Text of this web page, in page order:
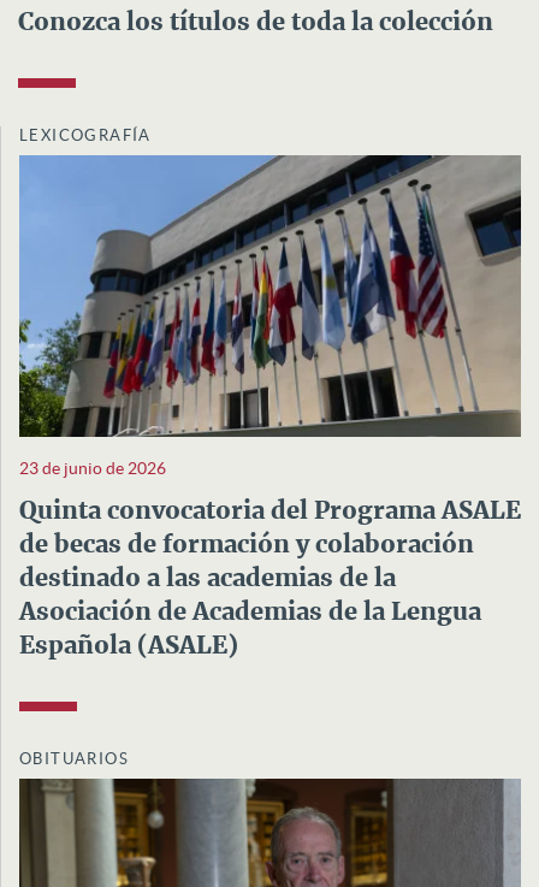
Conozca los títulos de toda la colección
LEXICOGRAFÍA
23 de junio de 2026
Quinta convocatoria del Programa ASALE
de becas de formación y colaboración
destinado a las academias de la
Asociación de Academias de la Lengua
Española (ASALE)
OBITUARIOS